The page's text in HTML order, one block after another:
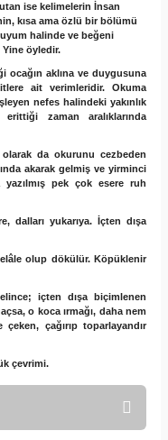
ise kelimelerin İnsan
kısa ama özlü bir bölümü
halinde ve beğeni
öyledir.
ocağın aklına ve duygusuna
ait verimleridir. Okuma
nefes halindeki yakınlık
zaman aralıklarında
da okurunu cezbeden
akarak gelmiş ve yirminci
pek çok esere ruh
dalları yukarıya. İçten dışa
olup dökülür. Köpüklenir
içten dışa biçimlenen
o koca ırmağı, daha nem
çağırıp toparlayandır
çevrimi.